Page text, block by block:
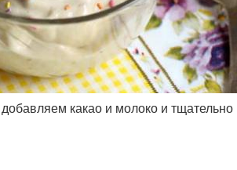
какао и молоко и